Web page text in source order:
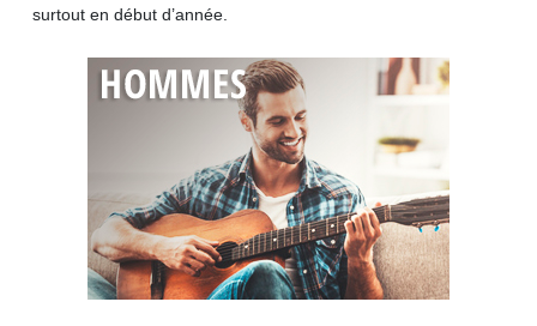
surtout en début d’année.